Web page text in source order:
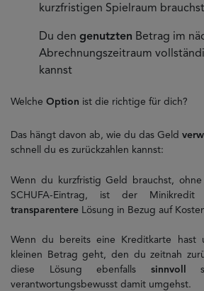
kurzfristigen Spielraum brauchst
Du den genutzten Betrag im
Abrechnungszeitraum
kannst
Welche Option ist die richtige für dich?
Das hängt davon ab, wie du das Geld
schnell du es zurückzahlen kannst:
Wenn du kurzfristig Geld brauchst,
SCHUFA-Eintrag, ist der
transparentere Lösung in Bezug auf
Wenn du bereits eine Kreditkarte hast
kleinen Betrag geht, den du zeitnah
diese Lösung ebenfalls sinnvoll
verantwortungsbewusst damit umgehst.